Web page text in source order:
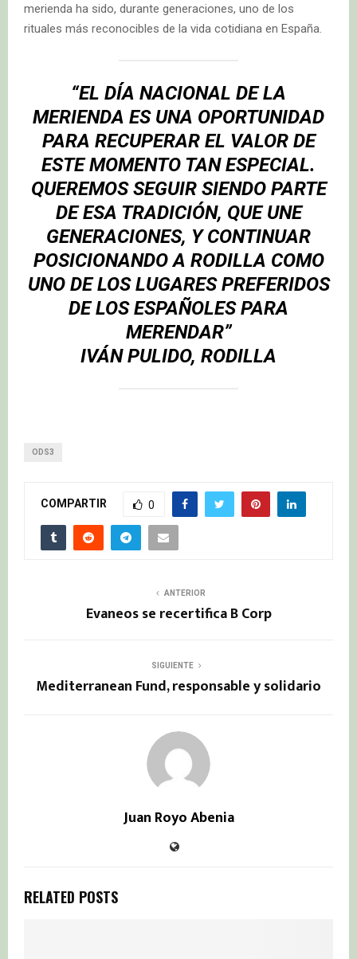
merienda ha sido, durante generaciones, uno de los
rituales más reconocibles de la vida cotidiana en España.
“EL DÍA NACIONAL DE LA
MERIENDA ES UNA OPORTUNIDAD
PARA RECUPERAR EL VALOR DE
ESTE MOMENTO TAN ESPECIAL.
QUEREMOS SEGUIR SIENDO PARTE
DE ESA TRADICIÓN, QUE UNE
GENERACIONES, Y CONTINUAR
POSICIONANDO A RODILLA COMO
UNO DE LOS LUGARES PREFERIDOS
DE LOS ESPAÑOLES PARA
MERENDAR”
IVÁN PULIDO, RODILLA
ODS3
COMPARTIR 0
ANTERIOR
Evaneos se recertifica B Corp
SIGUIENTE
Mediterranean Fund, responsable y solidario
Juan Royo Abenia
RELATED POSTS